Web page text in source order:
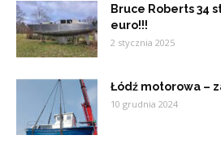
Bruce Roberts 34
euro!!!
2 stycznia 2025
Łódź motorowa –
10 grudnia 2024